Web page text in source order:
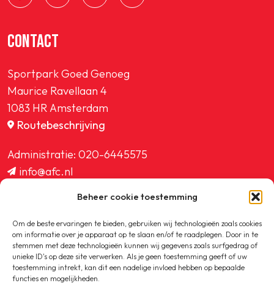
Beheer cookie toestemming
Om de beste ervaringen te bieden, gebruiken wij technologieën zoals cookies
om informatie over je apparaat op te slaan en/of te raadplegen. Door in te
stemmen met deze technologieën kunnen wij gegevens zoals surfgedrag of
unieke ID's op deze site verwerken. Als je geen toestemming geeft of uw
toestemming intrekt, kan dit een nadelige invloed hebben op bepaalde
functies en mogelijkheden.
CONTACT
Sportpark Goed Genoeg
Maurice Ravellaan 4
1083 HR Amsterdam
Routebeschrijving
Administratie: 020-6445575
info@afc.nl
ledenadministratie@afc.nl